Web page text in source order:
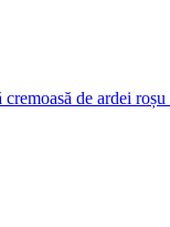
cremoasă de ardei roșu